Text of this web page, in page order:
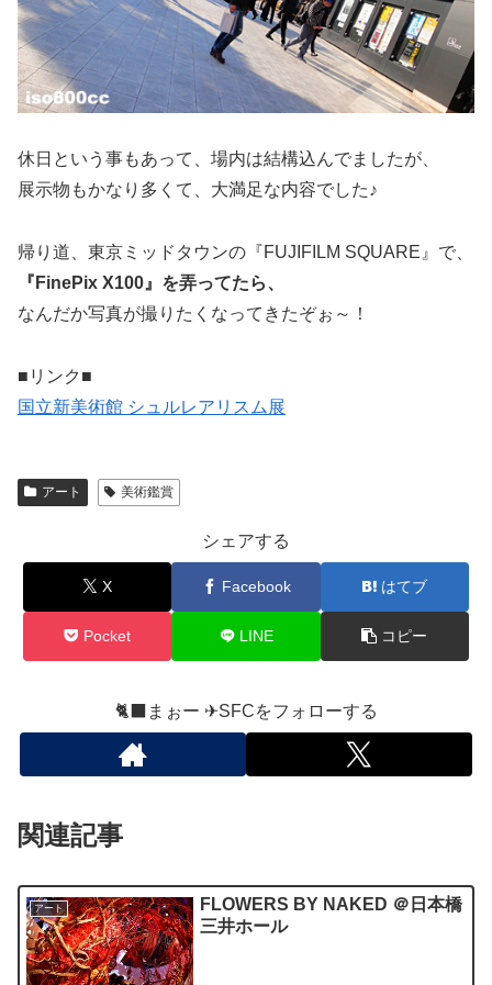
休日という事もあって、場内は結構込んでましたが、
展示物もかなり多くて、大満足な内容でした♪
帰り道、東京ミッドタウンの『FUJIFILM SQUARE』で、
『FinePix X100』を弄ってたら、
なんだか写真が撮りたくなってきたぞぉ～！
■リンク■
国立新美術館 シュルレアリスム展
アート 美術鑑賞
シェアする
X Facebook はてブ
Pocket LINE コピー
🐈‍⬛まぉー ✈︎SFCをフォローする
関連記事
アート
FLOWERS BY NAKED ＠日本橋
三井ホール